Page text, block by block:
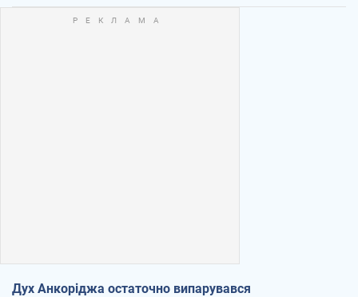
Дух Анкоріджа остаточно випарувався